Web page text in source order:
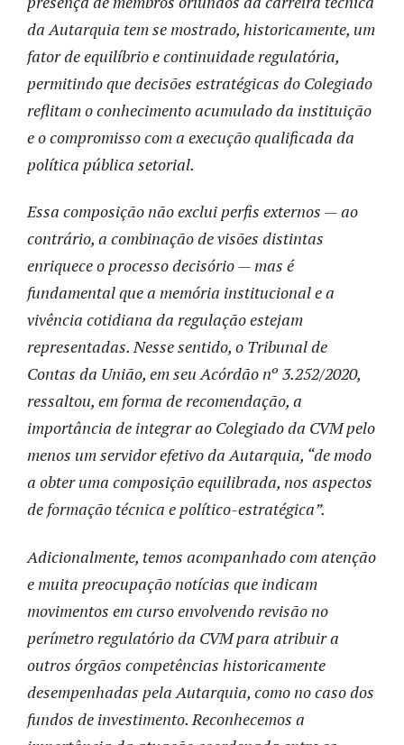
da Autarquia tem se mostrado, historicamente, um
fator de equilíbrio e continuidade regulatória,
permitindo que decisões estratégicas do Colegiado
reflitam o conhecimento acumulado da instituição
e o compromisso com a execução qualificada da
política pública setorial.
Essa composição não exclui perfis externos — ao
contrário, a combinação de visões distintas
enriquece o processo decisório — mas é
fundamental que a memória institucional e a
vivência cotidiana da regulação estejam
representadas. Nesse sentido, o Tribunal de
Contas da União, em seu Acórdão nº 3.252/2020,
ressaltou, em forma de recomendação, a
importância de integrar ao Colegiado da CVM pelo
menos um servidor efetivo da Autarquia, “de modo
a obter uma composição equilibrada, nos aspectos
de formação técnica e político-estratégica”.
Adicionalmente, temos acompanhado com atenção
e muita preocupação notícias que indicam
movimentos em curso envolvendo revisão no
perímetro regulatório da CVM para atribuir a
outros órgãos competências historicamente
desempenhadas pela Autarquia, como no caso dos
fundos de investimento. Reconhecemos a